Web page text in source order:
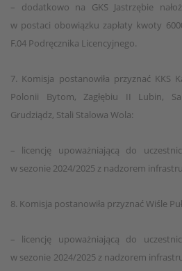
– dodatkowo na GKS Jastrzębie
w postaci obowiązku zapłaty kwoty
F.04 Podręcznika Licencyjnego.
7. Komisja postanowiła przyznać KKS
Polonii Bytom, Zagłębiu II Lubin,
Grudziądz, Stali Stalowa Wola:
– licencję upoważniającą do
w sezonie 2024/2025 z nadzorem
8. Komisja postanowiła przyznać Wiśle
– licencję upoważniającą do
w sezonie 2024/2025 z nadzorem